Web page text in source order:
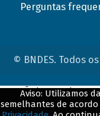
Perguntas
© BNDES. Todos
Aviso: Utilizamos
semelhantes de acordo
ConteÃºdo
${title}${badge}